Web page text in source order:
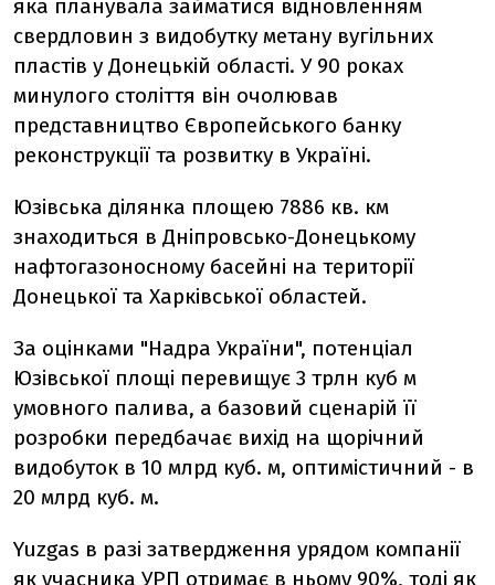
яка планувала займатися відновленням
свердловин з видобутку метану вугільних
пластів у Донецькій області. У 90 роках
минулого століття він очолював
представництво Європейського банку
реконструкції та розвитку в Україні.
Юзівська ділянка площею 7886 кв. км
знаходиться в Дніпровсько-Донецькому
нафтогазоносному басейні на території
Донецької та Харківської областей.
За оцінками "Надра України", потенціал
Юзівської площі перевищує 3 трлн куб м
умовного палива, а базовий сценарій її
розробки передбачає вихід на щорічний
видобуток в 10 млрд куб. м, оптимістичний - в
20 млрд куб. м.
Yuzgas в разі затвердження урядом компанії
як учасника УРП отримає в ньому 90%, тоді як